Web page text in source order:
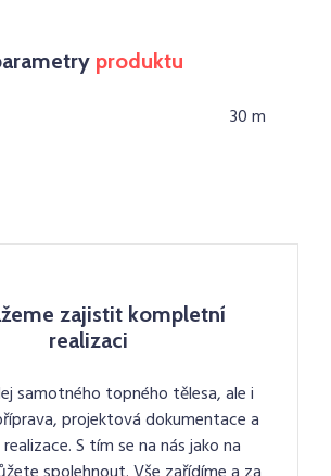
produktu
30 m
zajistit kompletní
realizaci
samotného topného tělesa, ale i
projektová dokumentace a
S tím se na nás jako na